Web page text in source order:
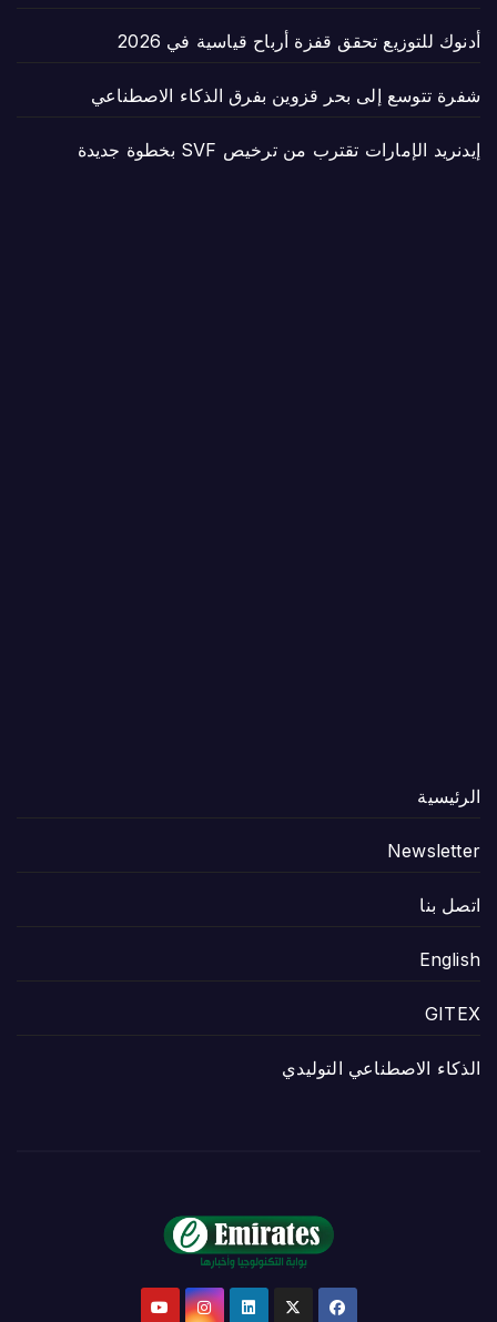
أدنوك للتوزيع تحقق قفزة أرباح قياسية في 2026
شفرة تتوسع إلى بحر قزوين بفرق الذكاء الاصطناعي
إيدنريد الإمارات تقترب من ترخيص SVF بخطوة جديدة
الرئيسية
Newsletter
اتصل بنا
English
GITEX
الذكاء الاصطناعي التوليدي